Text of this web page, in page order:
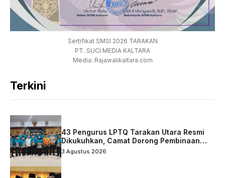
Sertifikat SMSI 2026 TARAKAN
PT. SUCI MEDIA KALTARA
Media: Rajawalikaltara.com
Terkini
43 Pengurus LPTQ Tarakan Utara Resmi
Dikukuhkan, Camat Dorong Pembinaan
Qurani Berkelanjutan
3 Agustus 2026